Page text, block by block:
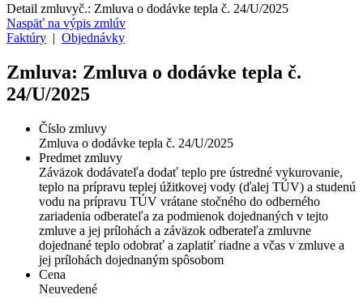
Detail zmluvyč.: Zmluva o dodávke tepla č. 24/U/2025
Naspäť na výpis zmlúv
Faktúry | Objednávky
Zmluva: Zmluva o dodávke tepla č.
24/U/2025
Číslo zmluvy
Zmluva o dodávke tepla č. 24/U/2025
Predmet zmluvy
Záväzok dodávateľa dodať teplo pre ústredné vykurovanie,
teplo na prípravu teplej úžitkovej vody (ďalej TÚV) a studenú
vodu na prípravu TÚV vrátane stočného do odberného
zariadenia odberateľa za podmienok dojednaných v tejto
zmluve a jej prílohách a záväzok odberateľa zmluvne
dojednané teplo odobrať a zaplatiť riadne a včas v zmluve a
jej prílohách dojednaným spôsobom
Cena
Neuvedené